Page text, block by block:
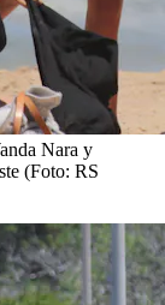
Nara y
(Foto: RS